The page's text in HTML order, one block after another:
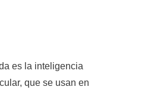
es la inteligencia
que se usan en